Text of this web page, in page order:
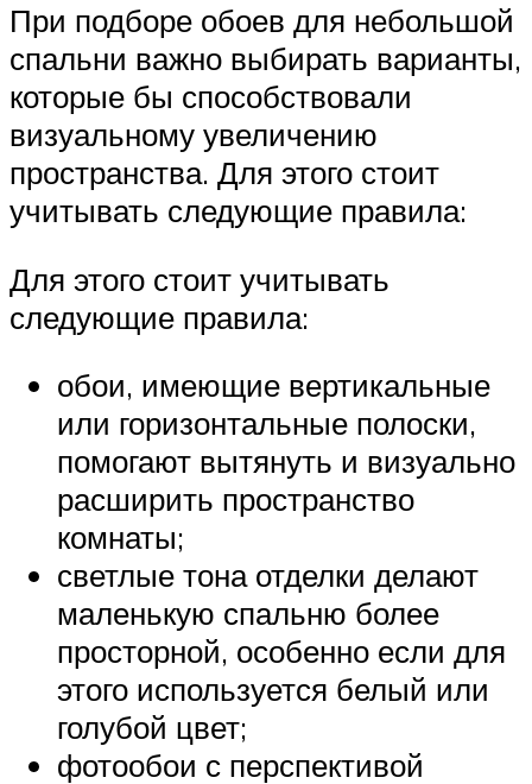
При подборе обоев для небольшой
спальни важно выбирать варианты,
которые бы способствовали
визуальному увеличению
пространства. Для этого стоит
учитывать следующие правила:
Для этого стоит учитывать
следующие правила:
обои, имеющие вертикальные
или горизонтальные полоски,
помогают вытянуть и визуально
расширить пространство
комнаты;
светлые тона отделки делают
маленькую спальню более
просторной, особенно если для
этого используется белый или
голубой цвет;
фотообои с перспективой